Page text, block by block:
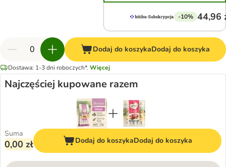
-10% 44,96
Dodaj do koszykaDodaj do koszyka
Dostawa: 1-3 dni roboczych*. Więcej
Najczęściej kupowane razem
Suma
0,00 zł Dodaj do koszykaDodaj do koszyka